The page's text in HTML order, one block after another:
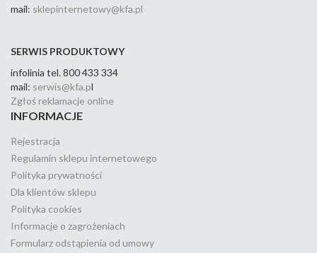
mail: sklepinternetowy@kfa.pl
SERWIS PRODUKTOWY
infolinia tel. 800 433 334
mail: serwis@kfa.pl
Zgłoś reklamacje online
INFORMACJE
Rejestracja
Regulamin sklepu internetowego
Polityka prywatności
Dla klientów sklepu
Polityka cookies
Informacje o zagrożeniach
Formularz odstąpienia od umowy